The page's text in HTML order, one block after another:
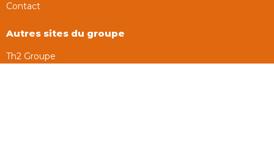
Contact
Autres sites du groupe
Th2 Groupe